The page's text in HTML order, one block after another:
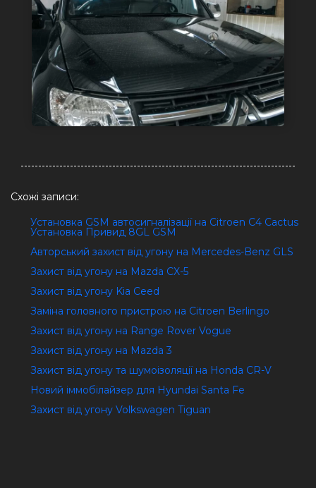
Схожі записи:
Установка GSM автосигналізації на Citroen C4 Cactus
Установка Привид 8GL GSM
Авторський захист від угону на Mercedes-Benz GLS
Захист від угону на Mazda CX-5
Захист від угону Kia Ceed
Заміна головного пристрою на Citroen Berlingo
Захист від угону на Range Rover Vogue
Захист від угону на Mazda 3
Захист від угону та шумоізоляції на Honda CR-V
Новий іммобілайзер для Hyundai Santa Fe
Захист від угону Volkswagen Tiguan